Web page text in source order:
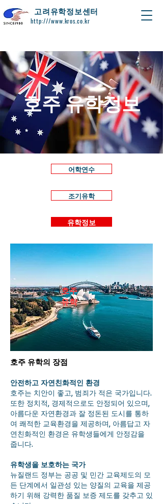
​고려유학정보센터
http:///www.kros.co.kr
호주 유학정보
어학연수
조기유학
유학정보
호주
유학
호주 유학의 장점
안전하고 자연친화적인 환경
호주는 치안이 좋고, 범죄가 적은 국가입니다.
또한 정치적, 경제적으로도 안정되어 있으며,
아름다운 자연환경과 잘 정돈된 도시를 통하
여 쾌적한 교육환경을 제공하며, 아름답고 자
연친화적인 환경은 유학생들에게 안정감을
줍니다.
유학생을 보호하는 국가
뉴질랜드 정부는 공공 및 민간 교육제도의 모
든 단계에서 일관성 있는 양질의 교육을 제공
하기 위해 강력한 품질 보증 제도를 갖추고 있